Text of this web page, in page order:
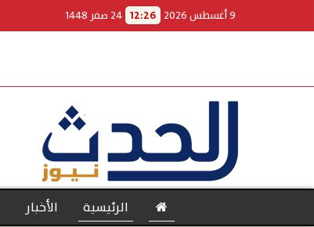
9 أغسطس 2026 12:26 24 صفر 1448
الرئيسية الأخبار